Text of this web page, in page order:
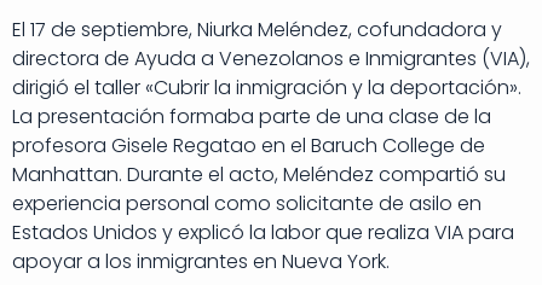
El 17 de septiembre, Niurka Meléndez, cofundadora y
directora de Ayuda a Venezolanos e Inmigrantes (VIA),
dirigió el taller «Cubrir la inmigración y la deportación».
La presentación formaba parte de una clase de la
profesora Gisele Regatao en el Baruch College de
Manhattan. Durante el acto, Meléndez compartió su
experiencia personal como solicitante de asilo en
Estados Unidos y explicó la labor que realiza VIA para
apoyar a los inmigrantes en Nueva York.